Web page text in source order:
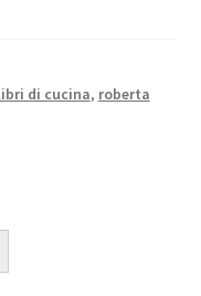
di cucina, roberta